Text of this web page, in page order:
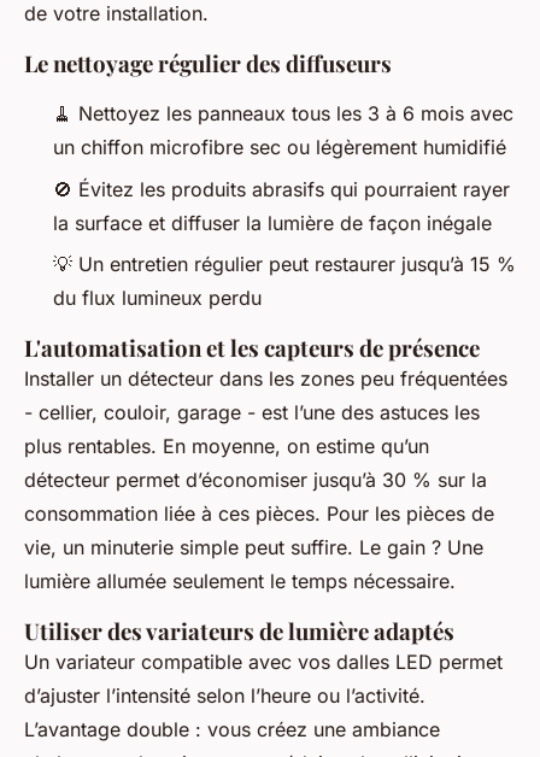
de votre installation.
Le nettoyage régulier des diffuseurs
🧹 Nettoyez les panneaux tous les 3 à 6 mois avec
un chiffon microfibre sec ou légèrement humidifié
🚫 Évitez les produits abrasifs qui pourraient rayer
la surface et diffuser la lumière de façon inégale
💡 Un entretien régulier peut restaurer jusqu’à 15 %
du flux lumineux perdu
L'automatisation et les capteurs de présence
Installer un détecteur dans les zones peu fréquentées
- cellier, couloir, garage - est l’une des astuces les
plus rentables. En moyenne, on estime qu’un
détecteur permet d’économiser jusqu’à 30 % sur la
consommation liée à ces pièces. Pour les pièces de
vie, un minuterie simple peut suffire. Le gain ? Une
lumière allumée seulement le temps nécessaire.
Utiliser des variateurs de lumière adaptés
Un variateur compatible avec vos dalles LED permet
d’ajuster l’intensité selon l’heure ou l’activité.
L’avantage double : vous créez une ambiance